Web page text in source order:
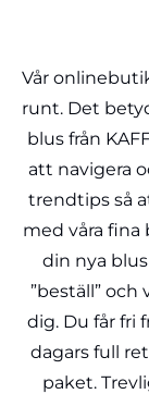
Vår
runt. Det
blus från
att navigera
trendtips så
med våra fina
din nya
”beställ”
dig. Du får fri
dagars full
paket.